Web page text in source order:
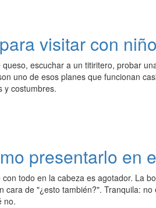
visitar con
escuchar a un titiritero, probar
uno de esos planes que funcionan
y costumbres.
presentarlo en
todo en la cabeza es agotador. La
cara de "¿esto también?". Tranquila:
no.